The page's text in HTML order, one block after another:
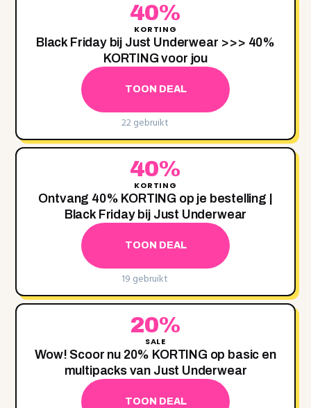
40%
KORTING
Black Friday bij Just Underwear >>> 40%
KORTING voor jou
TOON DEAL
22 gebruikt
40%
KORTING
Ontvang 40% KORTING op je bestelling |
Black Friday bij Just Underwear
TOON DEAL
19 gebruikt
20%
SALE
Wow! Scoor nu 20‌% KORTING op basic en
multipacks van Just Underwear
TOON DEAL